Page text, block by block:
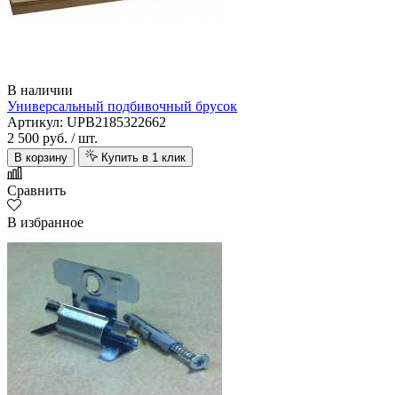
В наличии
Универсальный подбивочный брусок
Артикул: UPB2185322662
2 500 руб. / шт.
В корзину Купить в 1 клик
Сравнить
В избранное